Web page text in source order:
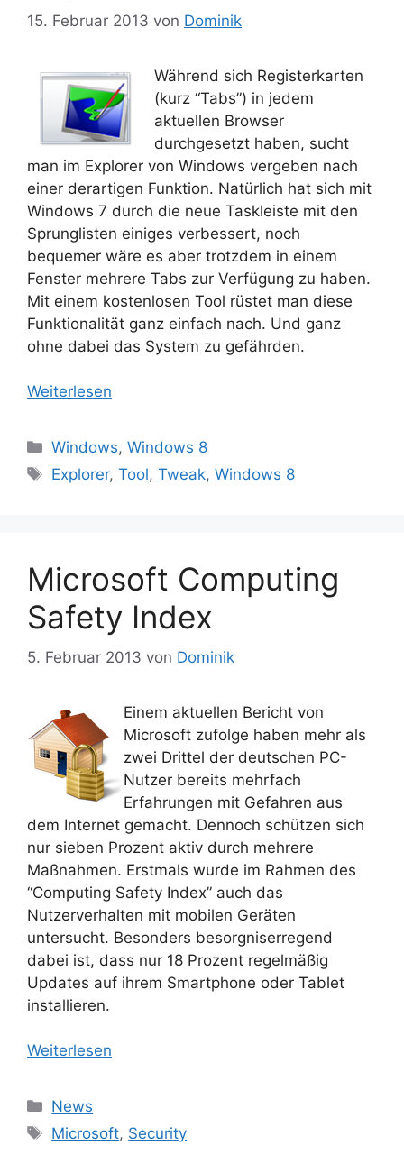
15. Februar 2013 von Dominik
Während sich Registerkarten
(kurz “Tabs”) in jedem
aktuellen Browser
durchgesetzt haben, sucht
man im Explorer von Windows vergeben nach
einer derartigen Funktion. Natürlich hat sich mit
Windows 7 durch die neue Taskleiste mit den
Sprunglisten einiges verbessert, noch
bequemer wäre es aber trotzdem in einem
Fenster mehrere Tabs zur Verfügung zu haben.
Mit einem kostenlosen Tool rüstet man diese
Funktionalität ganz einfach nach. Und ganz
ohne dabei das System zu gefährden.
Weiterlesen
Kategorien
Windows,Windows 8
Schlagwörter
Explorer,Tool,Tweak,Windows 8
Microsoft Computing
Safety Index
5. Februar 2013 von Dominik
Einem aktuellen Bericht von
Microsoft zufolge haben mehr als
zwei Drittel der deutschen PC-
Nutzer bereits mehrfach
Erfahrungen mit Gefahren aus
dem Internet gemacht. Dennoch schützen sich
nur sieben Prozent aktiv durch mehrere
Maßnahmen. Erstmals wurde im Rahmen des
“Computing Safety Index” auch das
Nutzerverhalten mit mobilen Geräten
untersucht. Besonders besorgniserregend
dabei ist, dass nur 18 Prozent regelmäßig
Updates auf ihrem Smartphone oder Tablet
installieren.
Weiterlesen
Kategorien
News
Schlagwörter
Microsoft, Security